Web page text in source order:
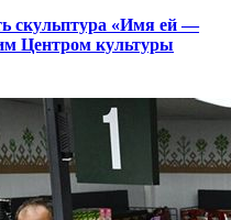
скульптура «Имя ей —
Центром культуры